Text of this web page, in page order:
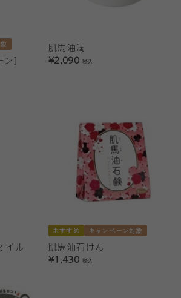
ン]
肌馬油潤
¥2,090税込
イル
おすすめ キャンペーン対象
肌馬油石けん
¥1,430税込